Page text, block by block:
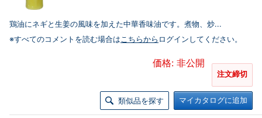
鶏油にネギと生姜の風味を加えた中華香味油です。煮物、炒...
※すべてのコメントを読む場合はこちらから ログインしてください。
価格: 非公開
注文締切
類似品を探す マイカタログに追加